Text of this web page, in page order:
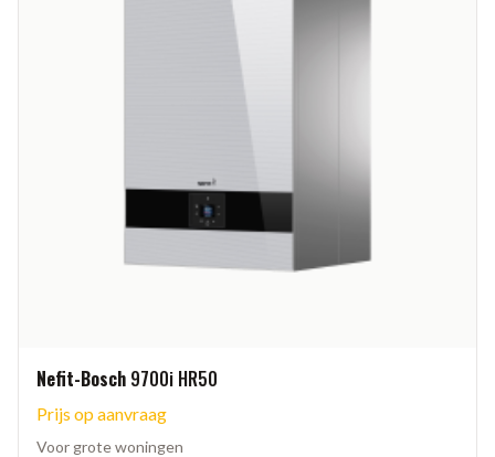
Nefit-Bosch 9700i HR50
Prijs op aanvraag
Voor grote woningen